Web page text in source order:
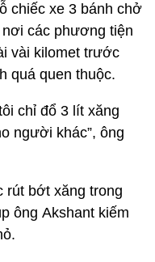
chiếc xe 3 bánh chở
các phương tiện
vài kilomet trước
quá quen thuộc.
chỉ đổ 3 lít xăng
người khác”, ông
rút bớt xăng trong
ông Akshant kiếm